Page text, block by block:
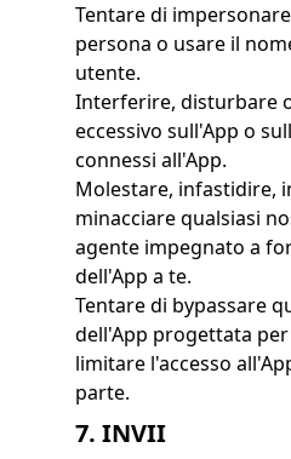
Tentare di
persona o usare il
utente.
Interferire, disturbare
eccessivo sull'App o
connessi all'App.
Molestare, infastidire,
minacciare qualsiasi
agente impegnato a
dell'App a te.
Tentare di bypassare
dell'App progettata
limitare l'accesso
parte.
7. INVII